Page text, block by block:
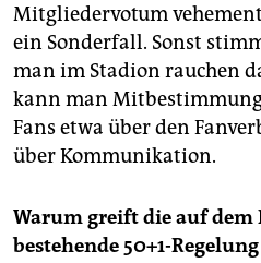
Mitgliedervotum
ein Sonderfall. Sonst
man im Stadion rauchen
kann man
Fans etwa über den
über Kommunikation.
Warum greift die auf dem
bestehende 50+1-